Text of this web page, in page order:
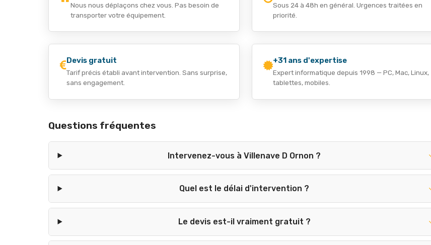
Nous nous déplaçons chez vous. Pas besoin de
transporter votre équipement.
Sous 24 à 48h en général. Urgences traitées en
priorité.
Devis gratuit
Tarif précis établi avant intervention. Sans surprise,
sans engagement.
+31 ans d'expertise
Expert informatique depuis 1998 — PC, Mac, Linux,
tablettes, mobiles.
Questions fréquentes
Intervenez-vous à Villenave D Ornon ?
Quel est le délai d'intervention ?
Le devis est-il vraiment gratuit ?